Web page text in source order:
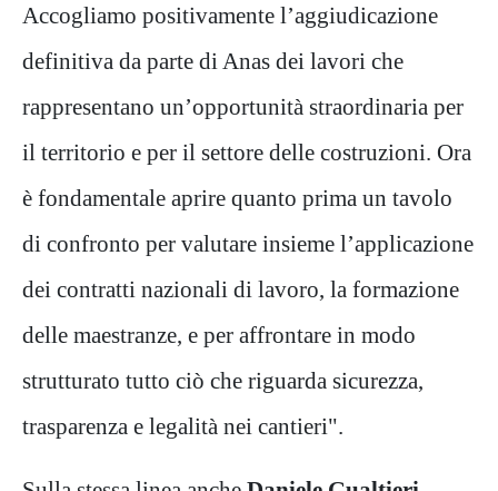
Accogliamo positivamente l’aggiudicazione
definitiva da parte di Anas dei lavori che
rappresentano un’opportunità straordinaria per
il territorio e per il settore delle costruzioni. Ora
è fondamentale aprire quanto prima un tavolo
di confronto per valutare insieme l’applicazione
dei contratti nazionali di lavoro, la formazione
delle maestranze, e per affrontare in modo
strutturato tutto ciò che riguarda sicurezza,
trasparenza e legalità nei cantieri".